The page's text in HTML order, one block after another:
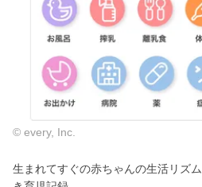
© every, Inc.
生まれてすぐの赤ちゃんの生活リズ